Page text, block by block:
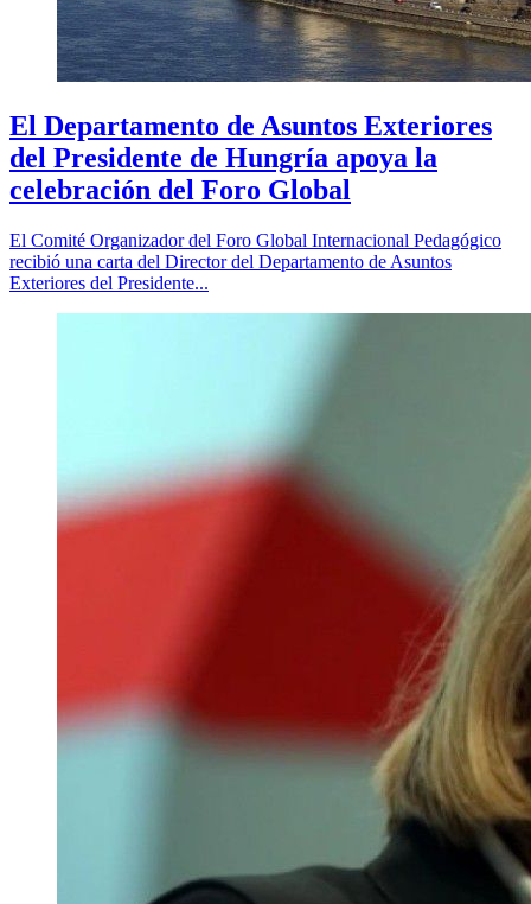
El Departamento de Asuntos Exteriores
del Presidente de Hungría apoya la
celebración del Foro Global
El Comité Organizador del Foro Global Internacional Pedagógico
recibió una carta del Director del Departamento de Asuntos
Exteriores del Presidente...